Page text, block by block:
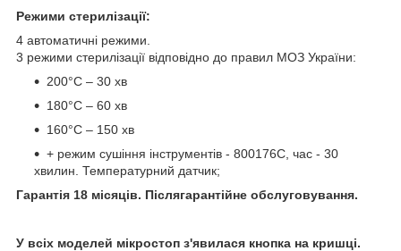
Режими стерилізації:
4 автоматичні режими.
3 режими стерилізації відповідно до правил МОЗ України:
200°С – 30 хв
180°С – 60 хв
160°С – 150 хв
+ режим сушіння інструментів - 800176С, час - 30
хвилин. Температурний датчик;
Гарантія 18 місяців. Післягарантійне обслуговування.
У всіх моделей мікростоп з'явилася кнопка на кришці.